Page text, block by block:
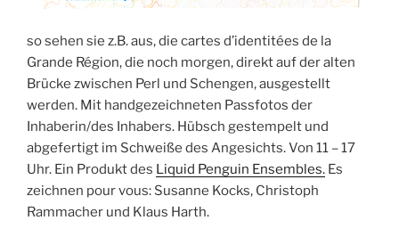
so sehen sie z.B. aus, die cartes d’identitées de la
Grande Région, die noch morgen, direkt auf der alten
Brücke zwischen Perl und Schengen, ausgestellt
werden. Mit handgezeichneten Passfotos der
Inhaberin/des Inhabers. Hübsch gestempelt und
abgefertigt im Schweiße des Angesichts. Von 11 – 17
Uhr. Ein Produkt des Liquid Penguin Ensembles. Es
zeichnen pour vous: Susanne Kocks, Christoph
Rammacher und Klaus Harth.